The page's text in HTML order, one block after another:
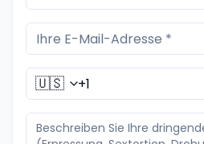
🇺🇸